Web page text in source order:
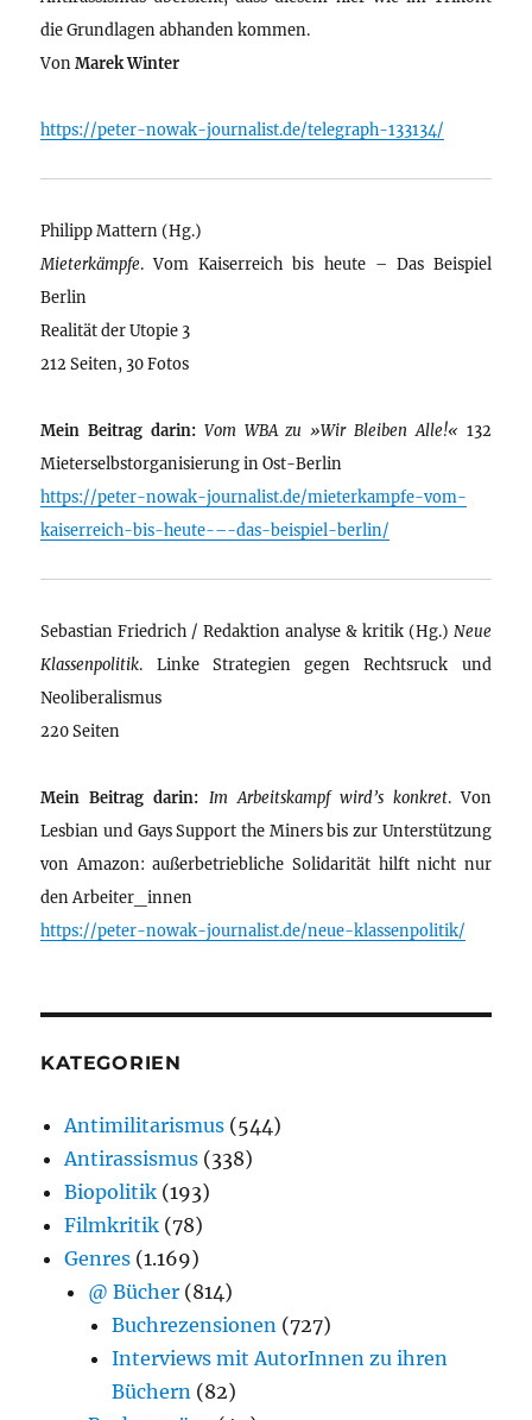
die Grundlagen abhanden kommen.
VonMarek Winter
https://peter-nowak-journalist.de/telegraph-133134/
Philipp Mattern (Hg.)
Mieterkämpfe. Vom Kaiserreich bis heute – Das Beispiel
Berlin
Realität der Utopie 3
212 Seiten, 30 Fotos
Mein Beitrag darin: Vom WBA zu »Wir Bleiben Alle!« 132
Mieterselbstorganisierung in Ost-Berlin
https://peter-nowak-journalist.de/mieterkampfe-vom-
kaiserreich-bis-heute-–-das-beispiel-berlin/
Sebastian Friedrich / Redaktion analyse & kritik (Hg.) Neue
Klassenpolitik. Linke Strategien gegen Rechtsruck und
Neoliberalismus
220 Seiten
Mein Beitrag darin: Im Arbeitskampf wird’s konkret. Von
Lesbian und Gays Support the Miners bis zur Unterstützung
von Amazon: außerbetriebliche Solidarität hilft nicht nur
den Arbeiter_innen
https://peter-nowak-journalist.de/neue-klassenpolitik/
KATEGORIEN
Antimilitarismus (544)
Antirassismus (338)
Biopolitik (193)
Filmkritik (78)
Genres (1.169)
@ Bücher (814)
Buchrezensionen (727)
Interviews mit AutorInnen zu ihren
Büchern (82)